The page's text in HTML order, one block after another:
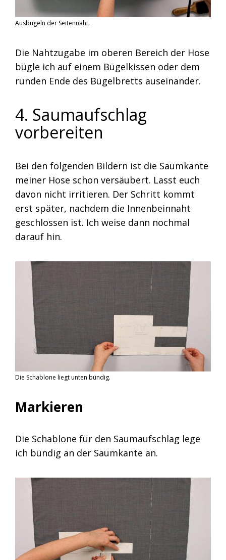
Ausbügeln der Seitennaht.
Die Nahtzugabe im oberen Bereich der Hose
bügle ich auf einem Bügelkissen oder dem
runden Ende des Bügelbretts auseinander.
4. Saumaufschlag
vorbereiten
Bei den folgenden Bildern ist die Saumkante
meiner Hose schon versäubert. Lasst euch
davon nicht irritieren. Der Schritt kommt
erst später, nachdem die Innenbeinnaht
geschlossen ist. Ich weise dann nochmal
darauf hin.
Die Schablone liegt unten bündig.
Markieren
Die Schablone für den Saumaufschlag lege
ich bündig an der Saumkante an.